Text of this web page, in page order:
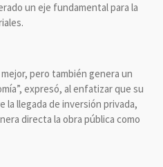
un eje fundamental para la
pero también genera un
expresó, al enfatizar que su
la llegada de inversión privada,
directa la obra pública como